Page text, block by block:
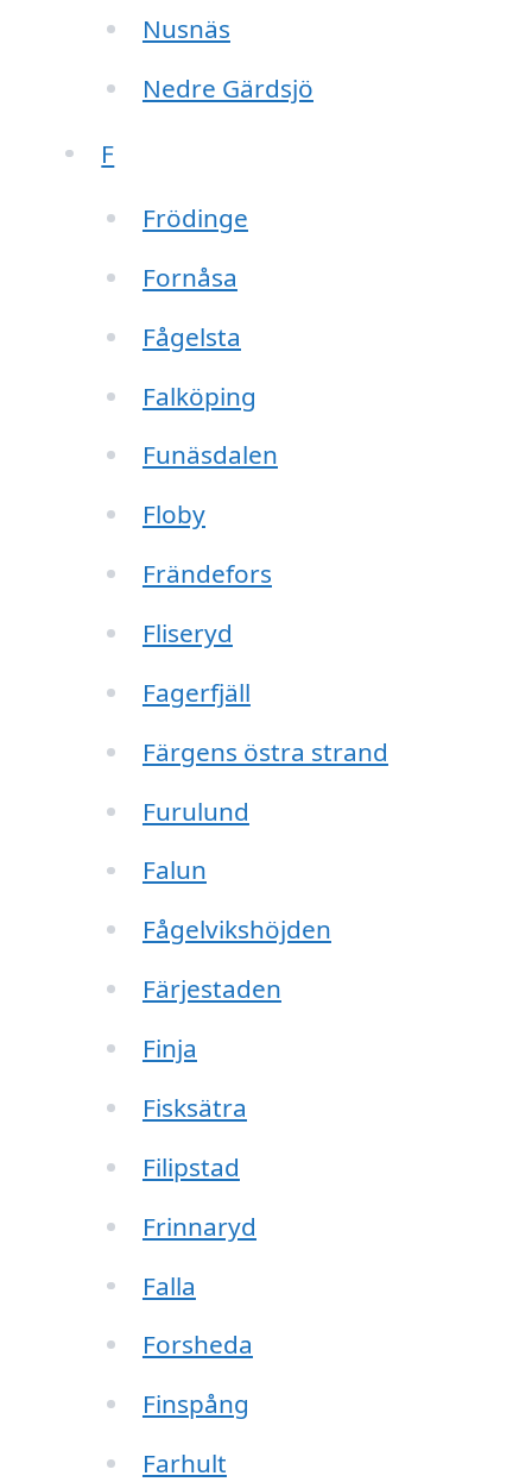
Nusnäs
Nedre Gärdsjö
F
Frödinge
Fornåsa
Fågelsta
Falköping
Funäsdalen
Floby
Frändefors
Fliseryd
Fagerfjäll
Färgens östra strand
Furulund
Falun
Fågelvikshöjden
Färjestaden
Finja
Fisksätra
Filipstad
Frinnaryd
Falla
Forsheda
Finspång
Farhult